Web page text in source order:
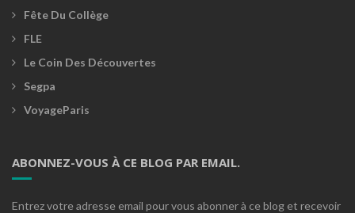
Fête Du Collège
FLE
Le Coin Des Découvertes
Segpa
VoyageParis
ABONNEZ-VOUS À CE BLOG PAR EMAIL.
Entrez votre adresse email pour vous abonner à ce blog et recevoir